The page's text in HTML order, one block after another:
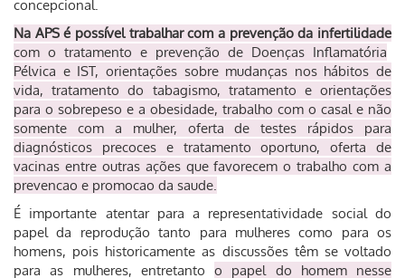
concepcional.
Na APS é possível trabalhar com a prevenção da infertilidade
com o tratamento e prevenção de Doenças Inflamatória
Pélvica e IST, orientações sobre mudanças nos hábitos de
vida, tratamento do tabagismo, tratamento e orientações
para o sobrepeso e a obesidade, trabalho com o casal e não
somente com a mulher, oferta de testes rápidos para
diagnósticos precoces e tratamento oportuno, oferta de
vacinas entre outras ações que favorecem o trabalho com a
prevencao e promocao da saude.
É importante atentar para a representatividade social do
papel da reprodução tanto para mulheres como para os
homens, pois historicamente as discussões têm se voltado
para as mulheres, entretanto o papel do homem nesse